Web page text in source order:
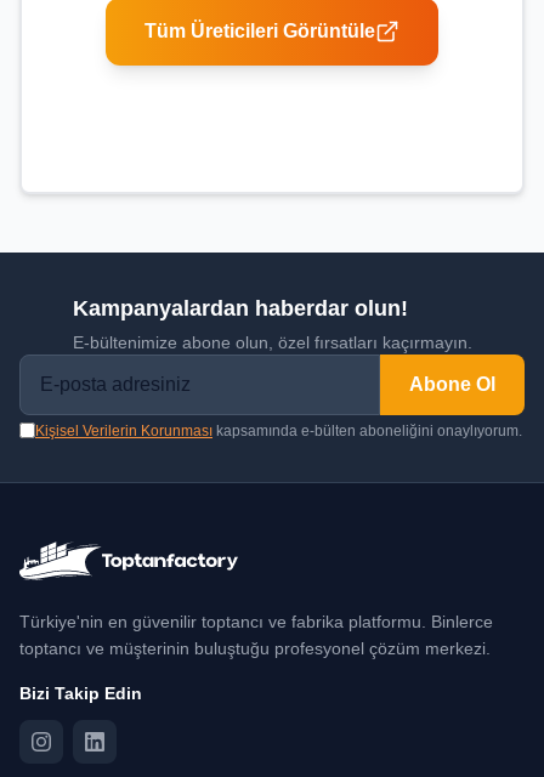
Tüm Üreticileri Görüntüle
Kampanyalardan haberdar olun!
E-bültenimize abone olun, özel fırsatları kaçırmayın.
Abone Ol
Kişisel Verilerin Korunması kapsamında e-bülten aboneliğini onaylıyorum.
Türkiye'nin en güvenilir toptancı ve fabrika platformu. Binlerce
toptancı ve müşterinin buluştuğu profesyonel çözüm merkezi.
Bizi Takip Edin